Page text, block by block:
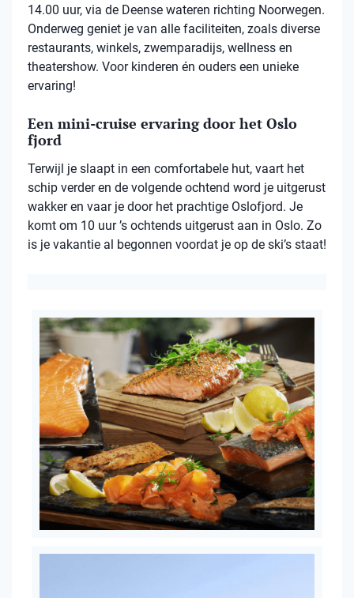
14.00 uur, via de Deense wateren richting Noorwegen.
Onderweg geniet je van alle faciliteiten, zoals diverse
restaurants, winkels, zwemparadijs, wellness en
theatershow. Voor kinderen én ouders een unieke
ervaring!
Een mini-cruise ervaring door het Oslo
fjord
Terwijl je slaapt in een comfortabele hut, vaart het
schip verder en de volgende ochtend word je uitgerust
wakker en vaar je door het prachtige Oslofjord. Je
komt om 10 uur ’s ochtends uitgerust aan in Oslo. Zo
is je vakantie al begonnen voordat je op de ski’s staat!